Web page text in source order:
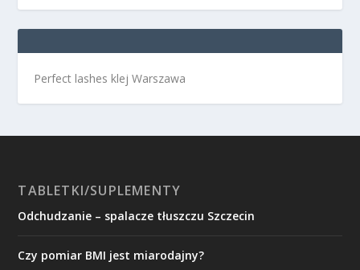
Perfect lashes klej Warszawa
TABLETKI/SUPLEMENTY
Odchudzanie – spalacze tłuszczu Szczecin
Czy pomiar BMI jest miarodajny?